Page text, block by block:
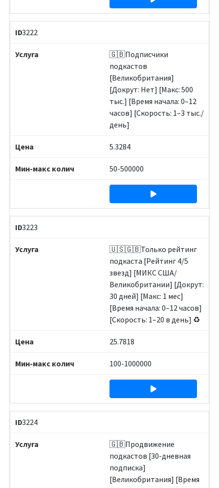
3222
🇬🇧Подписчики
подкастов
[Великобритания]
[Докрут: Нет] [Макс: 500
тыс.] [Время начала: 0–12
часов] [Скорость: 1–3 тыс./
день]
5.3284
50-500000
3223
🇺🇸🇬🇧Только рейтинг
подкаста [Рейтинг 4/5
звезд] [МИКС США/
Великобритании] [Докрут:
30 дней] [Макс: 1 мес]
[Время начала: 0–12 часов]
[Скорость: 1–20 в день] ♻️
25.7818
100-1000000
3224
🇬🇧Продвижение
подкастов [30-дневная
подписка]
[Великобритания] [Время